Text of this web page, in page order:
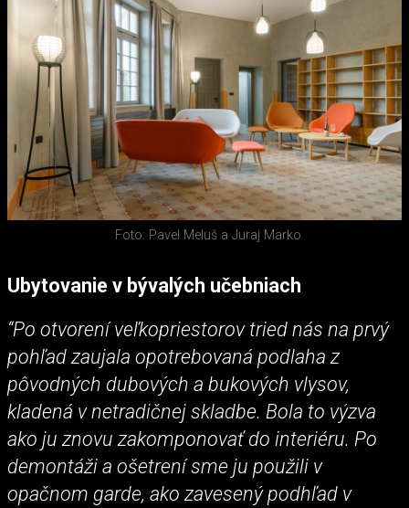
Foto: Pavel Meluš a Juraj Marko
Ubytovanie v bývalých učebniach
“Po otvorení veľkopriestorov tried nás na prvý
pohľad zaujala opotrebovaná podlaha z
pôvodných dubových a bukových vlysov,
kladená v netradičnej skladbe. Bola to výzva
ako ju znovu zakomponovať do interiéru. Po
demontáži a ošetrení sme ju použili v
opačnom garde, ako zavesený podhľad v